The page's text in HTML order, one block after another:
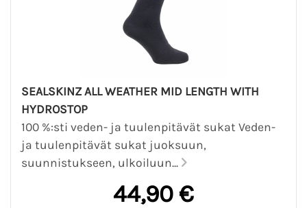
SEALSKINZ ALL WEATHER MID LENGTH WITH
HYDROSTOP
100 %:sti veden- ja tuulenpitävät sukat Veden-
ja tuulenpitävät sukat juoksuun,
suunnistukseen, ulkoiluun...
44,90 €